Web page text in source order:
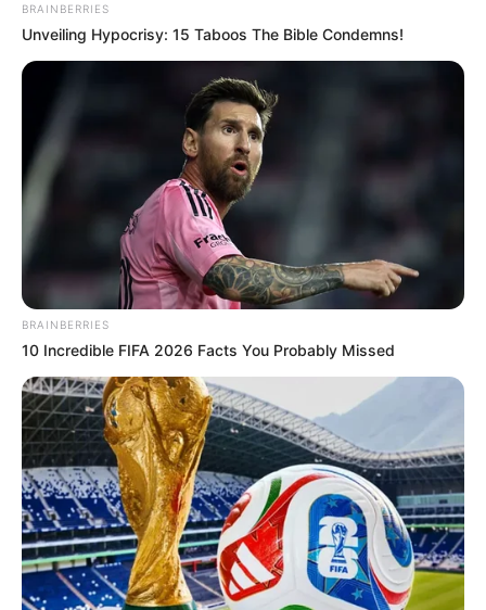
รูปประกอบและเรียบเรียงโดย :
Horoscope.MThai.com
บทความนี้ได้รับอนุญาตให้เผยแพร่ได้บนเว็บไซต์
Horoscope.mthai.com เท่านั้น
ดวงความรัก ดวงเนื้อคู่ ดูดวง
ดูดวงความรัก
ดูดวงปี2559
หมอดู อ คฑา เนื้อคู่
BRAINBERRIES
Unveiling Hypocrisy: 15 Taboos The Bible Condemns!
BRAINBERRIES
10 Incredible FIFA 2026 Facts You Probably Missed